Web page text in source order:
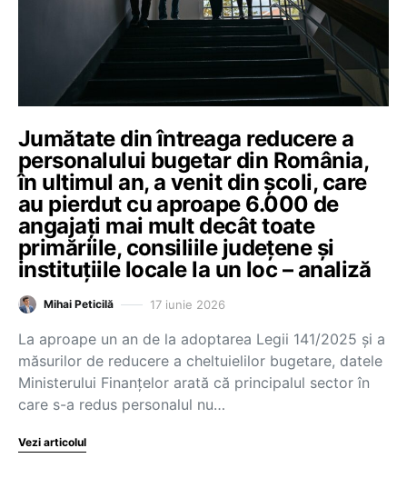
Jumătate din întreaga reducere a
personalului bugetar din România,
în ultimul an, a venit din școli, care
au pierdut cu aproape 6.000 de
angajați mai mult decât toate
primăriile, consiliile județene și
instituțiile locale la un loc – analiză
Mihai Peticilă 17 iunie 2026
La aproape un an de la adoptarea Legii 141/2025 și a
măsurilor de reducere a cheltuielilor bugetare, datele
Ministerului Finanțelor arată că principalul sector în
care s-a redus personalul nu…
Vezi articolul